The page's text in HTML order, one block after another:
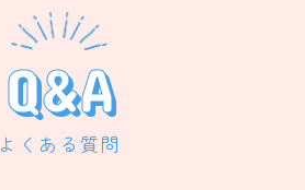
Q&A
よくある質問